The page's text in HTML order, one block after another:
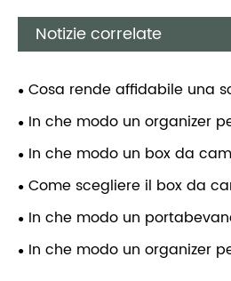
Notizie correlate
Cosa rende affidabile una
pieghevole? Guida
materiali, struttura e uso
In che modo un organizer
PET può trasformare la tua
In che modo un box da
porte può migliorare la tua
Come scegliere il box da
adatto alle tue esigenze
In che modo un
comodità quotidiana?
In che modo un organizer